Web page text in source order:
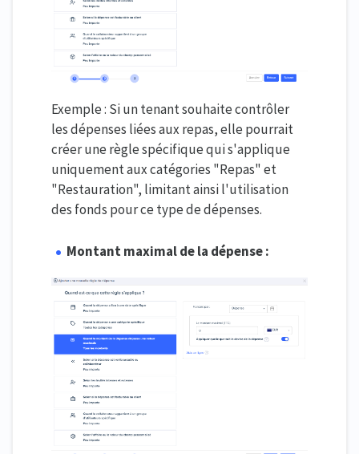
Exemple : Si un tenant souhaite contrôler
les dépenses liées aux repas, elle pourrait
créer une règle spécifique qui s'applique
uniquement aux catégories "Repas" et
"Restauration", limitant ainsi l'utilisation
des fonds pour ce type de dépenses.
Montant maximal de la dépense :